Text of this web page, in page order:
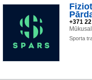
+371
Sporta